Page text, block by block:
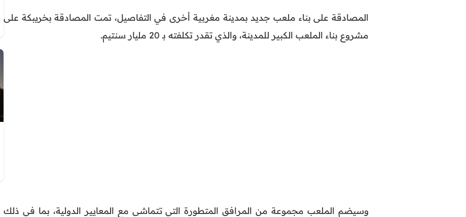
المصادقة على بناء ملعب جديد بمدينة مغربية أخرى في التفاصيل، تمت المصادقة بخريبكة على
مشروع بناء الملعب الكبير للمدينة، والذي تقدر تكلفته بـ 20 مليار سنتيم.
وسيضم الملعب مجموعة من المرافق المتطورة التي تتماشى مع المعايير الدولية، بما في ذلك